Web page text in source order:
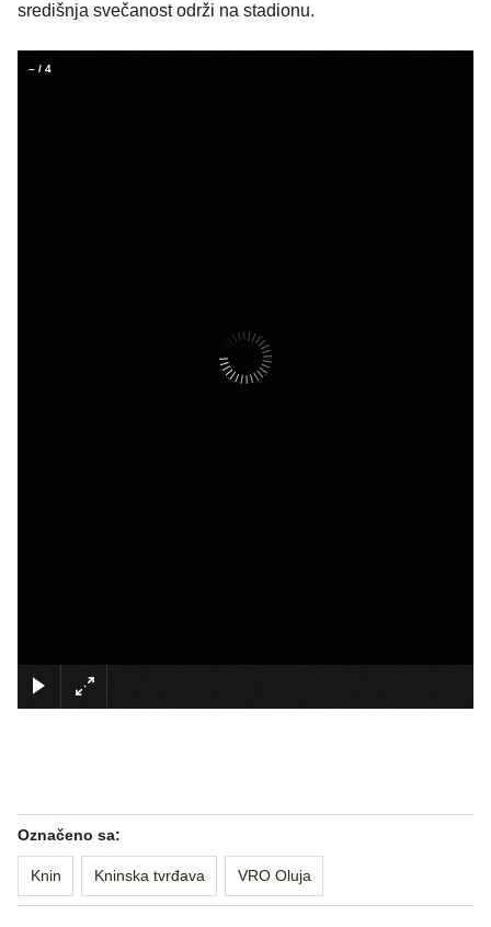
središnja svečanost održi na stadionu.
– / 4
Označeno sa:
Knin Kninska tvrđava VRO Oluja